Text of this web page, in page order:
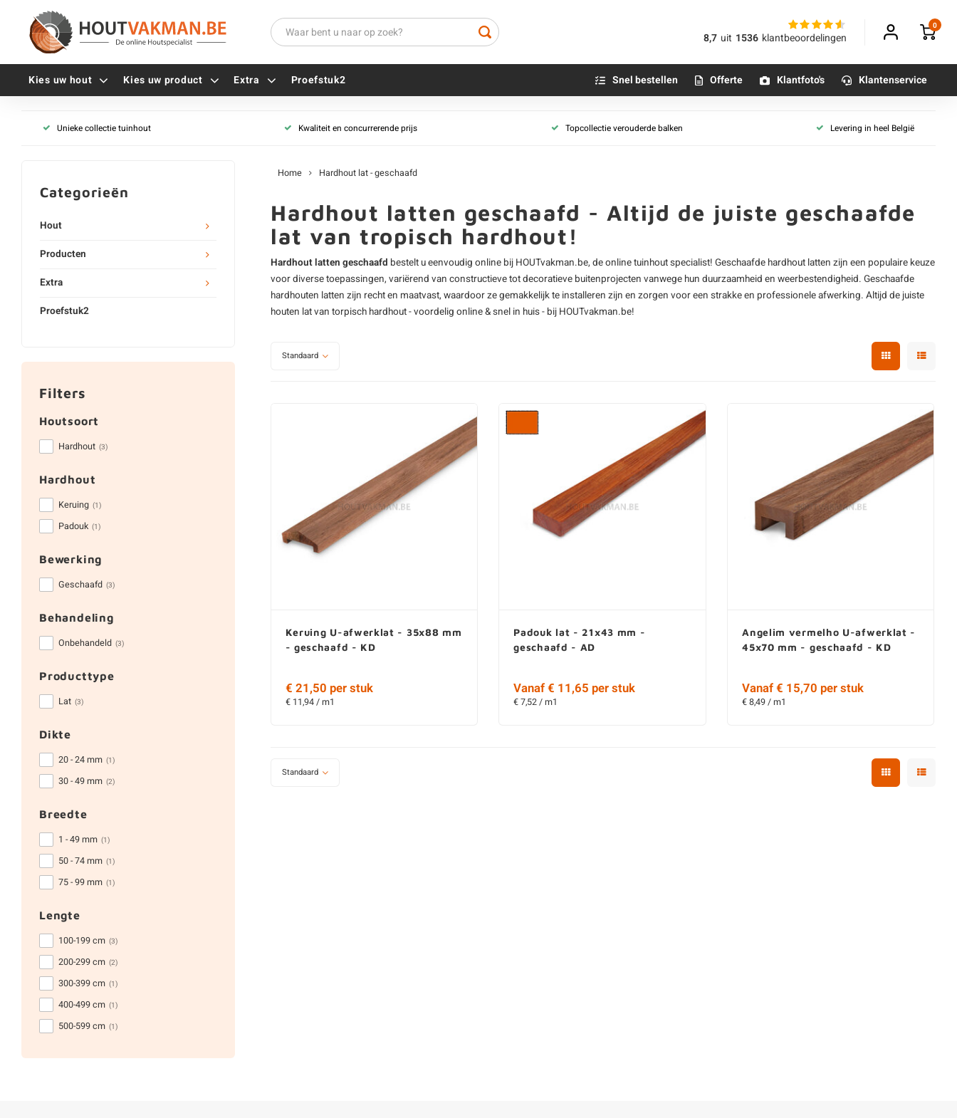
8,7 uit 1536 klantbeoordelingen
0
Kies uw hout Kies uw product Extra
Vlonderschroeven
Inox schroeven
Zwarte schroeven
Terrasdragers
Verbindingsstukken
Houten pennen
Olie en lak - voor binnen
Oxaalzuur
Houtvuller
Tafel onderstel - metaal
Proefstuk2 Snel bestellen Offerte Klantfoto's Klantenservice
Unieke collectie tuinhout Kwaliteit en concurrerende prijs Topcollectie verouderde balken Levering in heel België
Categorieën
Hout
Producten
Extra
Proefstuk2
Filters
Houtsoort
Hardhout (3)
Hardhout
Keruing (1)
Padouk (1)
Bewerking
Geschaafd (3)
Behandeling
Onbehandeld (3)
Producttype
Lat (3)
Dikte
20 - 24 mm (1)
30 - 49 mm (2)
Breedte
1 - 49 mm (1)
50 - 74 mm (1)
75 - 99 mm (1)
Lengte
100-199 cm (3)
200-299 cm (2)
300-399 cm (1)
400-499 cm (1)
500-599 cm (1)
Home Hardhout lat - geschaafd
Hardhout latten geschaafd - Altijd de juiste geschaafde
lat van tropisch hardhout!
Hardhout latten geschaafd bestelt u eenvoudig online bij HOUTvakman.be, de online tuinhout specialist! Geschaafde hardhout latten zijn een populaire keuze
voor diverse toepassingen, variërend van constructieve tot decoratieve buitenprojecten vanwege hun duurzaamheid en weerbestendigheid. Geschaafde
hardhouten latten zijn recht en maatvast, waardoor ze gemakkelijk te installeren zijn en zorgen voor een strakke en professionele afwerking. Altijd de juiste
houten latvan torpisch hardhout - voordelig online & snel in huis - bij HOUTvakman.be!
Standaard
Keruing U-afwerklat - 35x88 mm
- geschaafd - KD
€ 21,50 per stuk
€ 11,94 / m1
Padouk lat - 21x43 mm -
geschaafd - AD
Vanaf € 11,65 per stuk
€ 7,52 / m1
Angelim vermelho U-afwerklat -
45x70 mm - geschaafd - KD
Vanaf € 15,70 per stuk
€ 8,49 / m1
Standaard